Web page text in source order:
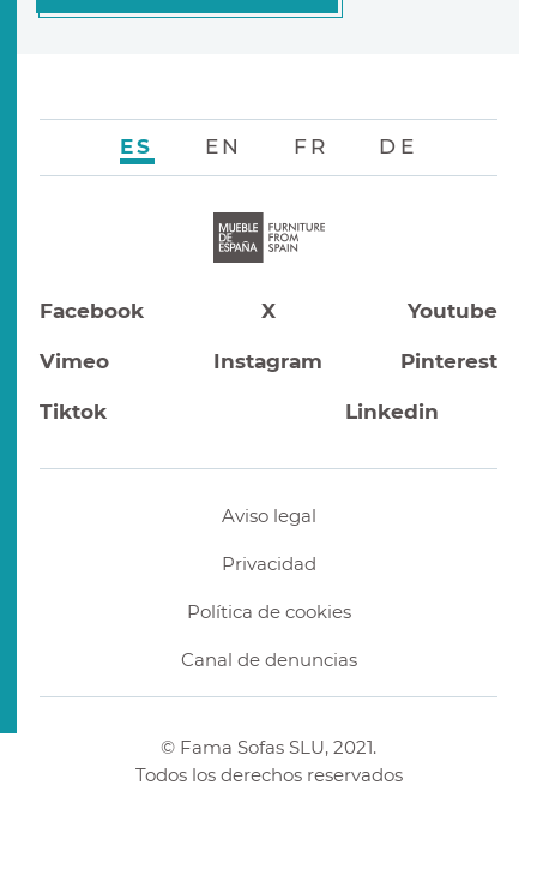
Facebook X Youtube
Vimeo Instagram Pinterest
Tiktok Linkedin
ES EN FR DE
© Fama Sofas SLU, 2021.
Todos los derechos reservados
Aviso legal
Privacidad
Política de cookies
Canal de denuncias